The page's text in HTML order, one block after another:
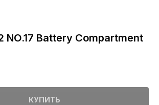
NO.17 Battery Compartment
КУПИТЬ